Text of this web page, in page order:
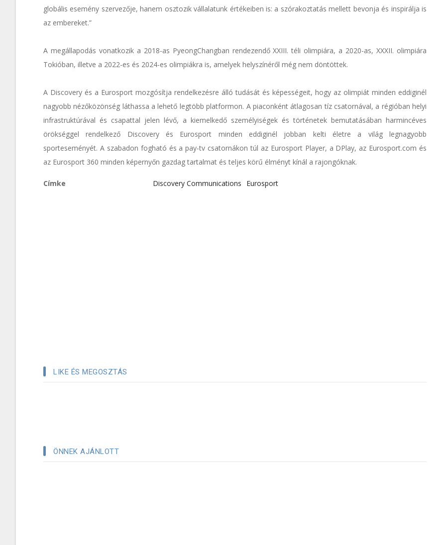
globális esemény szervezője, hanem osztozik vállalatunk értékeiben is: a szórakoztatás mellett bevonja és inspirálja is
az embereket.”
A megállapodás vonatkozik a 2018-as PyeongChangban rendezendő XXIII. téli olimpiára, a 2020-as, XXXII. olimpiára
Tokióban, illetve a 2022-es és 2024-es olimpiákra is, amelyek helyszínéről még nem döntöttek.
A Discovery és a Eurosport mozgósítja rendelkezésre álló tudását és képességeit, hogy az olimpiát minden eddiginél
nagyobb nézőközönség láthassa a lehető legtöbb platformon. A piaconként átlagosan tíz csatornával, a régióban helyi
infrastruktúrával és csapattal jelen lévő, a kiemelkedő személyiségek és történetek bemutatásában harmincéves
örökséggel rendelkező Discovery és Eurosport minden eddiginél jobban kelti életre a világ legnagyobb
sporteseményét. A szabadon fogható és a pay-tv csatornákon túl az Eurosport Player, a DPlay, az Eurosport.com és
az Eurosport 360 minden képernyőn gazdag tartalmat és teljes körű élményt kínál a rajongóknak.
Címke Discovery Communications Eurosport
LIKE ÉS MEGOSZTÁS
ÖNNEK AJÁNLOTT